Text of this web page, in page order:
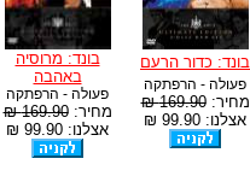
בונד: כדור הרעם
פעולה - הרפתקה
מחיר:169.90 ₪
אצלנו: 99.90 ₪
בונד: מרוסיה
באהבה
פעולה - הרפתקה
מחיר:169.90 ₪
אצלנו: 99.90 ₪